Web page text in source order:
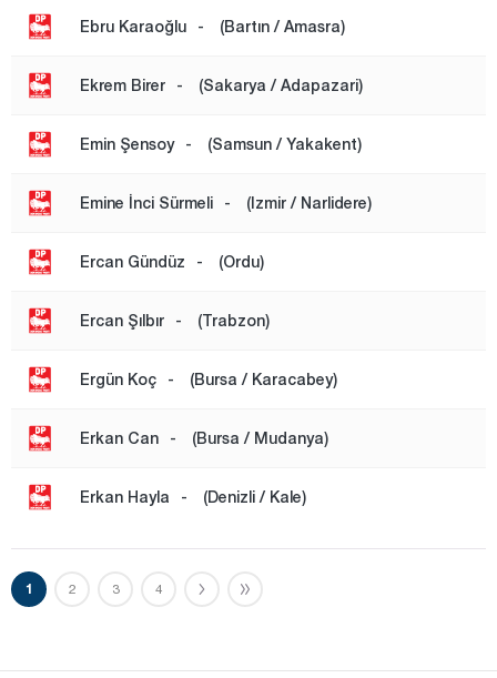
Ebru Karaoğlu - (Bartın / Amasra)
Ekrem Birer - (Sakarya / Adapazari)
Emin Şensoy - (Samsun / Yakakent)
Emine İnci Sürmeli - (Izmir / Narlidere)
Ercan Gündüz - (Ordu)
Ercan Şılbır - (Trabzon)
Ergün Koç - (Bursa / Karacabey)
Erkan Can - (Bursa / Mudanya)
Erkan Hayla - (Denizli / Kale)
1 2 3 4